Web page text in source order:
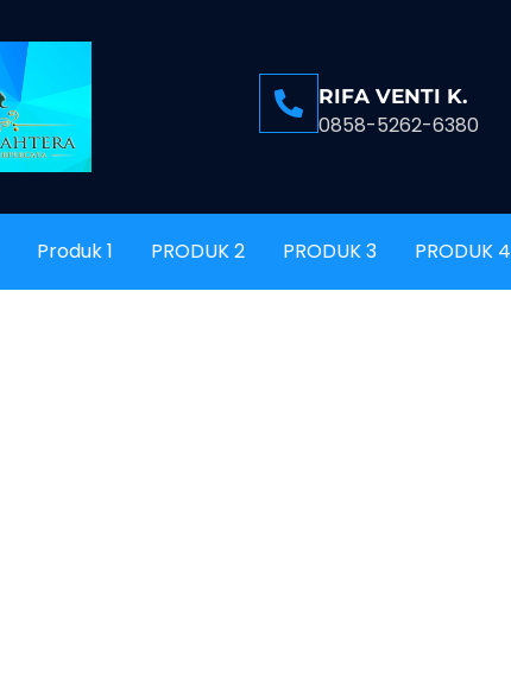
RIFA VENTI K.
0858-5262-6380
Produk 1 PRODUK 2 PRODUK 3 PRODUK 4